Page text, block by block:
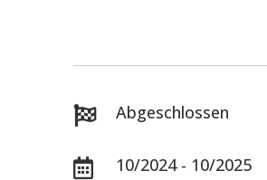
 Abgeschlossen
 10/2024 - 10/2025